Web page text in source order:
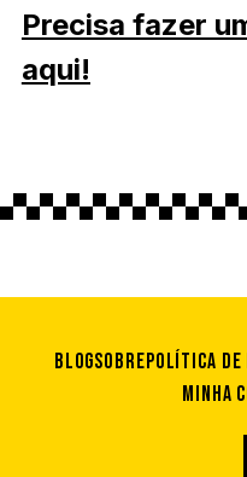
Precisa fazer
aqui!
BlogSobrePolítica de
Minha